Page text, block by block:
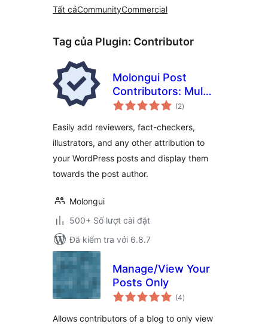
Tất cảCommunityCommercial
Tag của Plugin: Contributor
Molongui Post
Contributors: Multi-
Role Contributor
(2tổng
đánh
)
Easily add reviewers, fact-checkers,
illustrators, and any other attribution to
your WordPress posts and display them
towards the post author.
Molongui
500+ Số lượt cài đặt
Đã kiểm tra với 6.8.7
Manage/View Your
Posts Only
(4tổng
đánh
)
Allows contributors of a blog to only view